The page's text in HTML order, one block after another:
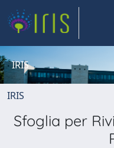
IRIS
IRIS
Sfoglia per